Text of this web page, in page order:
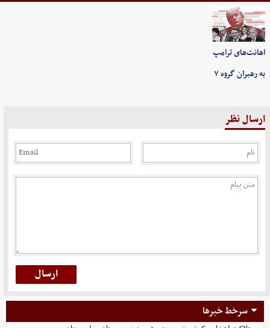
اهانت‌های ترامپ
به رهبران گروه ۷
ارسال نظر
سرخط خبرها